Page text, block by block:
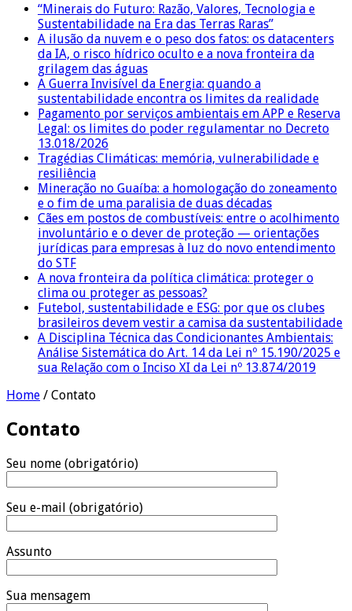
“Minerais do Futuro: Razão, Valores, Tecnologia e
Sustentabilidade na Era das Terras Raras”
A ilusão da nuvem e o peso dos fatos: os datacenters
da IA, o risco hídrico oculto e a nova fronteira da
grilagem das águas
A Guerra Invisível da Energia: quando a
sustentabilidade encontra os limites da realidade
Pagamento por serviços ambientais em APP e Reserva
Legal: os limites do poder regulamentar no Decreto
13.018/2026
Tragédias Climáticas: memória, vulnerabilidade e
resiliência
Mineração no Guaíba: a homologação do zoneamento
e o fim de uma paralisia de duas décadas
Cães em postos de combustíveis: entre o acolhimento
involuntário e o dever de proteção — orientações
jurídicas para empresas à luz do novo entendimento
do STF
A nova fronteira da política climática: proteger o
clima ou proteger as pessoas?
Futebol, sustentabilidade e ESG: por que os clubes
brasileiros devem vestir a camisa da sustentabilidade
A Disciplina Técnica das Condicionantes Ambientais:
Análise Sistemática do Art. 14 da Lei nº 15.190/2025 e
sua Relação com o Inciso XI da Lei nº 13.874/2019
Home / Contato
Contato
Seu nome (obrigatório)
Seu e-mail (obrigatório)
Assunto
Sua mensagem